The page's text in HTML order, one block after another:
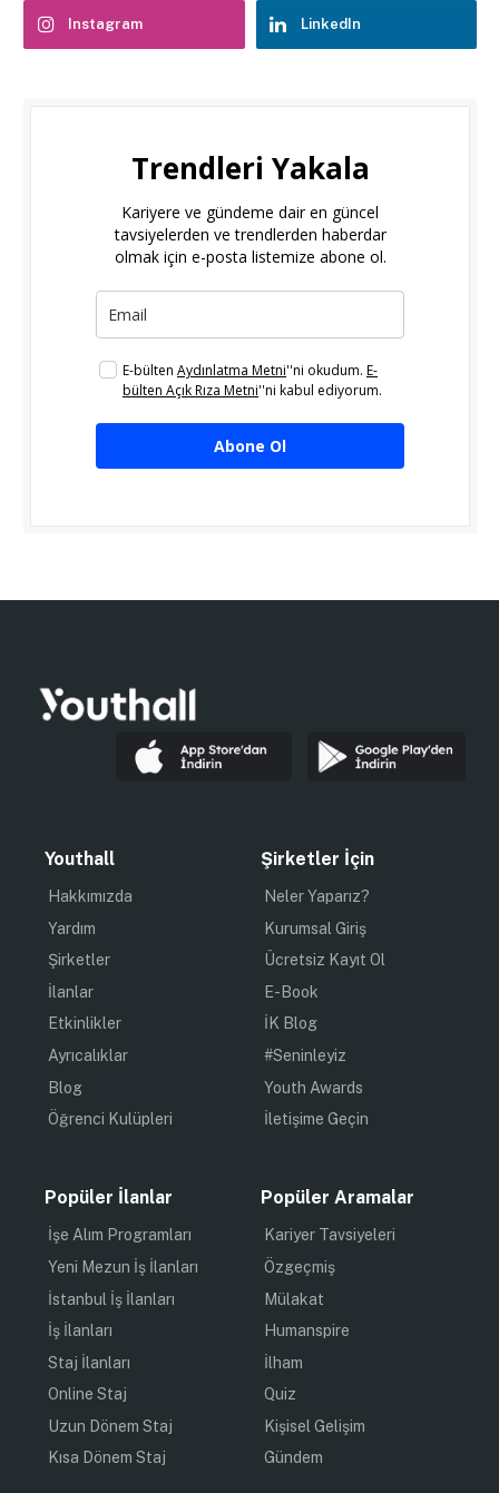
Instagram LinkedIn
Trendleri Yakala
Kariyere ve gündeme dair en güncel
tavsiyelerden ve trendlerden haberdar
olmak için e-posta listemize abone ol.
E-bülten Aydınlatma Metni''ni okudum. E-
bülten Açık Rıza Metni''ni kabul ediyorum.
Abone Ol
Youthall
Hakkımızda
Yardım
Şirketler
İlanlar
Etkinlikler
Ayrıcalıklar
Blog
Öğrenci Kulüpleri
Şirketler İçin
Neler Yaparız?
Kurumsal Giriş
Ücretsiz Kayıt Ol
E-Book
İK Blog
#Seninleyiz
Youth Awards
İletişime Geçin
Popüler İlanlar
İşe Alım Programları
Yeni Mezun İş İlanları
İstanbul İş İlanları
İş İlanları
Staj İlanları
Online Staj
Uzun Dönem Staj
Kısa Dönem Staj
Popüler Aramalar
Kariyer Tavsiyeleri
Özgeçmiş
Mülakat
Humanspire
İlham
Quiz
Kişisel Gelişim
Gündem